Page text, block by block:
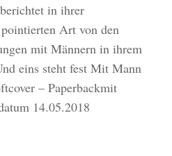
in ihrer
Art von den
mit Männern in ihrem
eins steht fest Mit Mann
– Paperbackmit
14.05.2018